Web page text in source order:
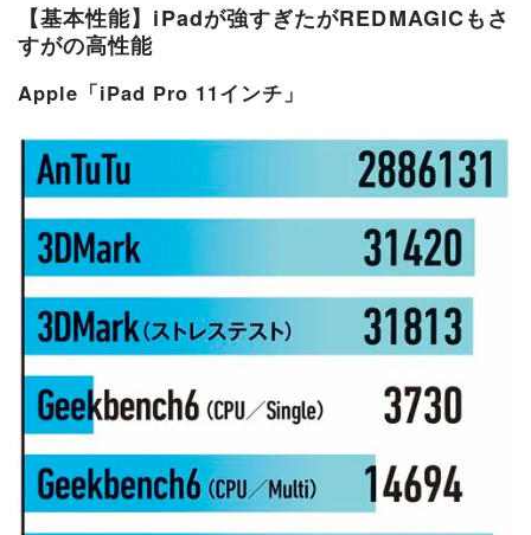
【基本性能】iPadが強すぎたがREDMAGICもさ
すがの高性能
Apple「iPad Pro 11インチ」